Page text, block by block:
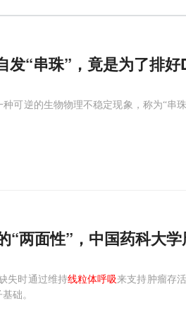
发“串珠”，竟是为了排好
可逆的生物物理不稳定现象，称为“串
“两面性”，中国药科大
失时通过维持线粒体呼吸 来支持肿瘤存
础。